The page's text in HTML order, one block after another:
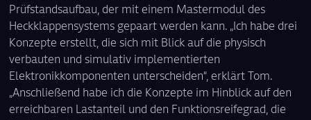
Prüfstandsaufbau, der mit einem Mastermodul des
Heckklappensystems gepaart werden kann. „Ich habe drei
Konzepte erstellt, die sich mit Blick auf die physisch
verbauten und simulativ implementierten
Elektronikkomponenten unterscheiden“, erklärt Tom.
„Anschließend habe ich die Konzepte im Hinblick auf den
erreichbaren Lastanteil und den Funktionsreifegrad, die